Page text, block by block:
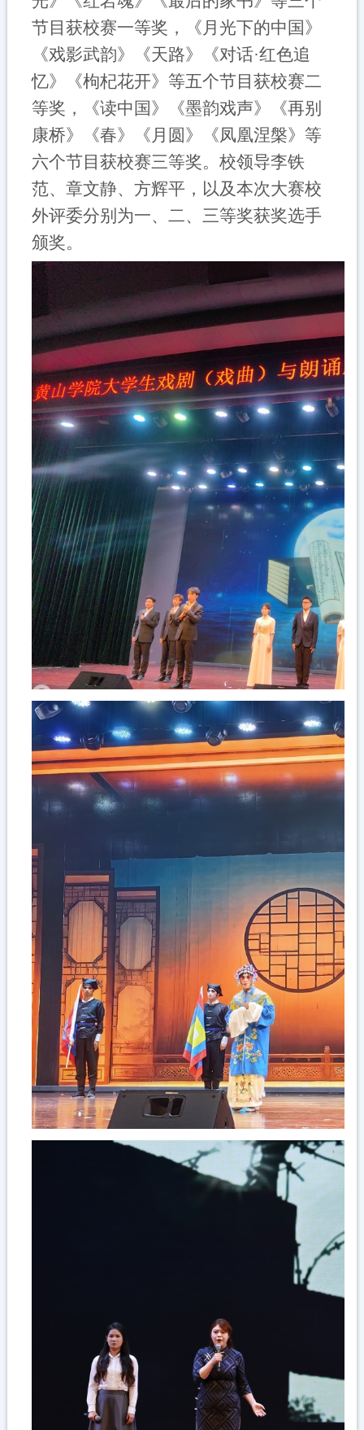
节目获校赛一等奖，《月光下的中国》
《戏影武韵》《天路》《对话·红色追
忆》《枸杞花开》等五个节目获校赛二
等奖，《读中国》《墨韵戏声》《再别
康桥》《春》《月圆》《凤凰涅槃》等
六个节目获校赛三等奖。校领导李铁
范、章文静、方辉平，以及本次大赛校
外评委分别为一、二、三等奖获奖选手
颁奖。